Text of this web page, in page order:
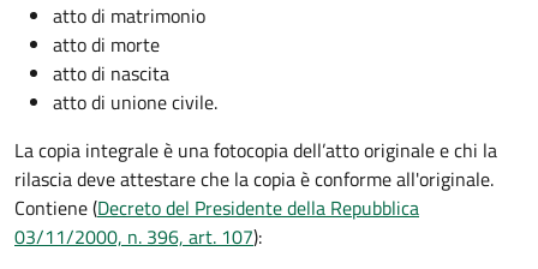
atto di matrimonio
atto di morte
atto di nascita
atto di unione civile.
La copia integrale è una fotocopia dell’atto originale e chi la
rilascia deve attestare che la copia è conforme all'originale.
Contiene (Decreto del Presidente della Repubblica
03/11/2000, n. 396, art. 107):